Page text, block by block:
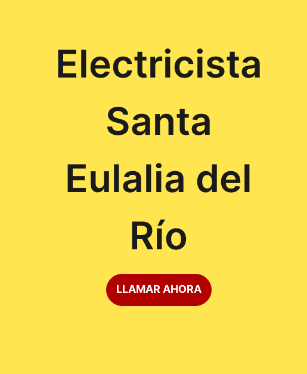
Electricista
Santa
Eulalia del
Río
LLAMAR AHORA